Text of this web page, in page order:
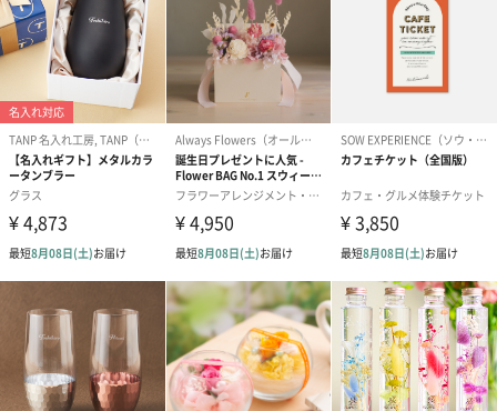
かき氷入浴剤4点セット
（ブルー）（748円）
かき氷入浴剤4点セット
（イエロー）（748円）
バスフラワー
【Thank you
円）
ハンドタオル・ハンカチ
ハンドタオル・ハンカチを同梱してお届けいたします。ギフトへ
の＋αにおすすめです。